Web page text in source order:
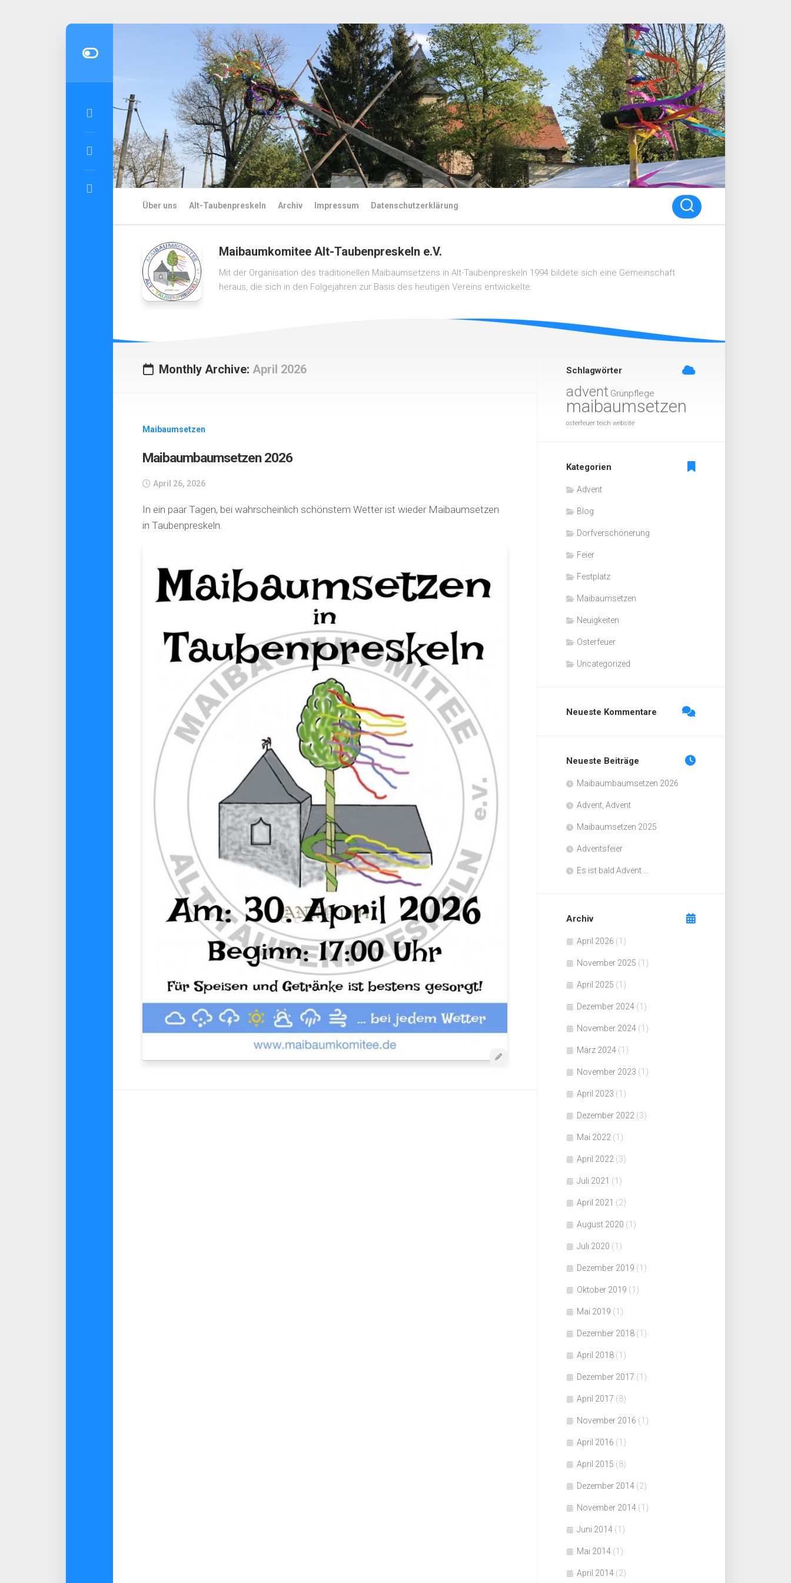
Über uns Alt-Taubenpreskeln Archiv Impressum Datenschutzerklärung
Maibaumkomitee Alt-Taubenpreskeln e.V.
Mit der Organisation des traditionellen Maibaumsetzens in Alt-Taubenpreskeln 1994 bildete sich eine Gemeinschaft
heraus, die sich in den Folgejahren zur Basis des heutigen Vereins entwickelte.
Monthly Archive: April 2026
Maibaumsetzen
Maibaumbaumsetzen 2026
April 26, 2026
In ein paar Tagen, bei wahrscheinlich schönstem Wetter ist wieder Maibaumsetzen
in Taubenpreskeln.
Schlagwörter
advent Grünpflege
maibaumsetzen
osterfeuer teich website
Kategorien
Advent
Blog
Dorfverschönerung
Feier
Festplatz
Maibaumsetzen
Neuigkeiten
Osterfeuer
Uncategorized
Neueste Kommentare
Neueste Beiträge
Maibaumbaumsetzen 2026
Advent, Advent
Maibaumsetzen 2025
Adventsfeier
Es ist bald Advent …
Archiv
April 2026 (1)
November 2025 (1)
April 2025 (1)
Dezember 2024 (1)
November 2024 (1)
März 2024 (1)
November 2023 (1)
April 2023 (1)
Dezember 2022 (3)
Mai 2022 (1)
April 2022 (3)
Juli 2021 (1)
April 2021 (2)
August 2020 (1)
Juli 2020 (1)
Dezember 2019 (1)
Oktober 2019 (1)
Mai 2019 (1)
Dezember 2018 (1)
April 2018 (1)
Dezember 2017 (1)
April 2017 (8)
November 2016 (1)
April 2016 (1)
April 2015 (8)
Dezember 2014 (2)
November 2014 (1)
Juni 2014 (1)
Mai 2014 (1)
April 2014 (2)